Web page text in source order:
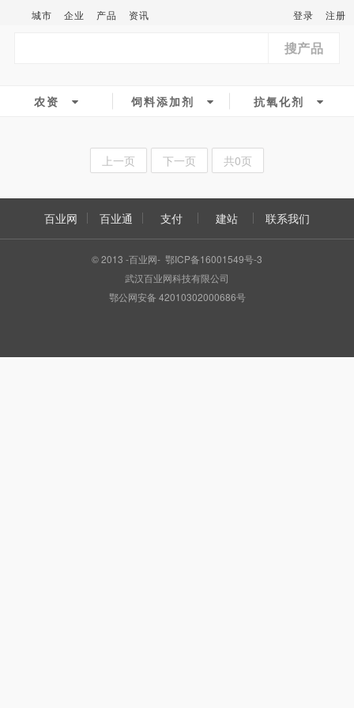
城市 企业 产品 资讯 登录 注册
搜产品
农资 饲料添加剂 抗氧化剂
上一页 下一页 共0页
百业网 百业通 支付 建站 联系我们
© 2013 -百业网- 鄂ICP备16001549号-3
武汉百业网科技有限公司
鄂公网安备 42010302000686号